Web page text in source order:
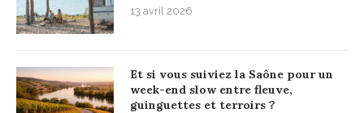
13 avril 2026
Et si vous suiviez la Saône pour un
week-end slow entre fleuve,
guinguettes et terroirs ?